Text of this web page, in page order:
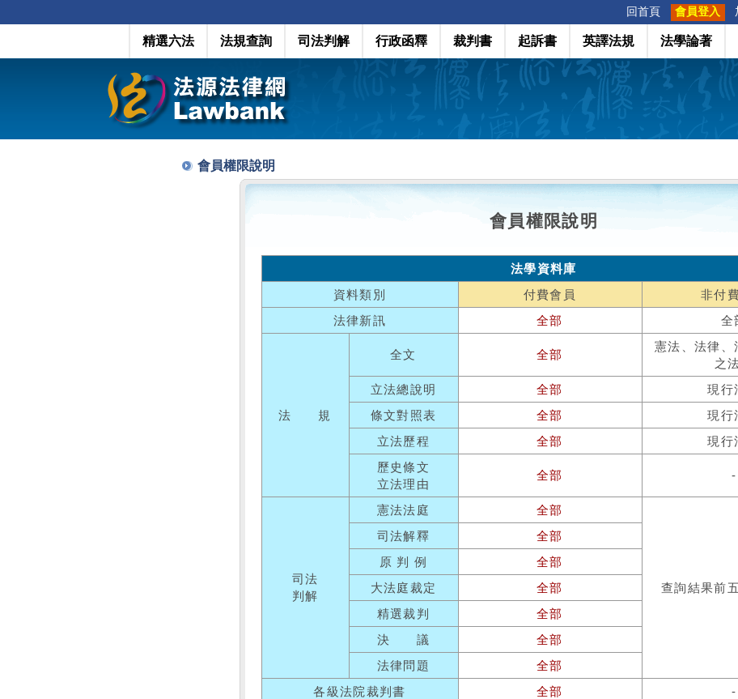
回首頁 會員登入
精選六法 法規查詢 司法判解 行政函釋 裁判書 起訴書 英譯法規 法學論著
會員權限說明
會員權限說明
法學資料庫
資料類別
付費會員
非付
法律新訊
全部 全
法 規
全文 全部
憲法、法律、
之
立法總說明
全部
現行
條文對照表
全部
現行
立法歷程
全部
現行
歷史條文
立法理由
全部 -
司法
判解
憲法法庭 全部
查詢結果前
司法解釋
全部
原 判 例
全部
大法庭裁定
全部
精選裁判
全部
決 議
全部
法律問題
全部
各級法院裁判書
全部
-